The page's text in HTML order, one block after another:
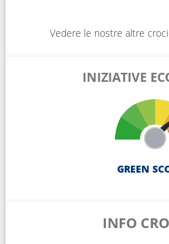
Vedere le nostre altre
INIZIATIVE
GREEN
INFO